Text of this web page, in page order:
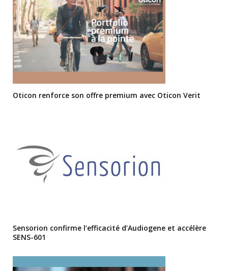
Oticon renforce son offre premium avec Oticon Verit
Sensorion confirme l’efficacité d’Audiogene et accélère
SENS-601